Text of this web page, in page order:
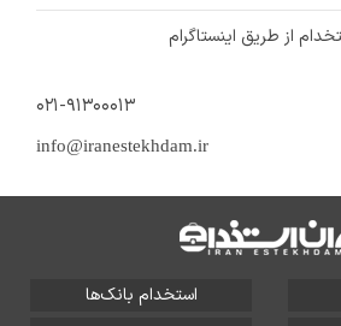
از طریق اینستاگرام
۰۲۱-۹۱۳۰۰۰۱۳
info@iranestekhdam.ir
استخدام بانک‌ها